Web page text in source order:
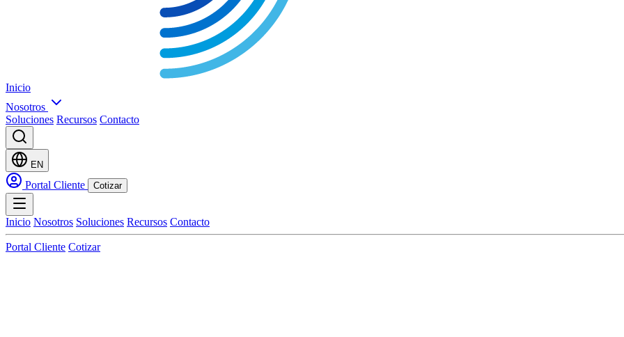
Inicio
Nosotros
Soluciones Recursos Contacto
EN
Portal Cliente Cotizar
Inicio Nosotros Soluciones Recursos Contacto
Portal Cliente Cotizar